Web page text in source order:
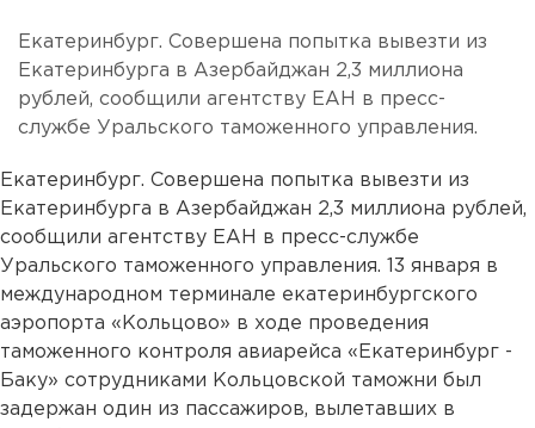
Екатеринбург. Совершена попытка вывезти из
Екатеринбурга в Азербайджан 2,3 миллиона
рублей, сообщили агентству ЕАН в пресс-
службе Уральского таможенного управления.
Екатеринбург. Совершена попытка вывезти из
Екатеринбурга в Азербайджан 2,3 миллиона рублей,
сообщили агентству ЕАН в пресс-службе
Уральского таможенного управления. 13 января в
международном терминале екатеринбургского
аэропорта «Кольцово» в ходе проведения
таможенного контроля авиарейса «Екатеринбург -
Баку» сотрудниками Кольцовской таможни был
задержан один из пассажиров, вылетавших в